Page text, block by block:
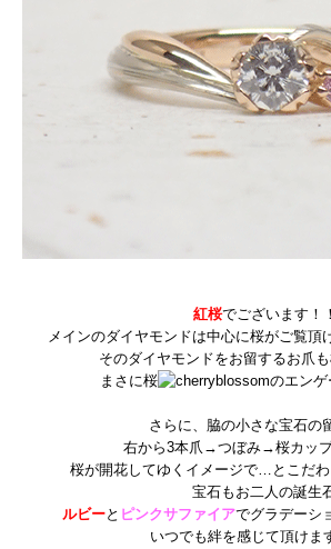
紅桜でございます！
メインのダイヤモンドは中心に桜がご覧頂
そのダイヤモンドをお留するお爪
まさに桜
のエン
さらに、脇の小さな宝石の
右から3本爪→つぼみ→桜カッ
桜が開花してゆくイメージで…とこだわ
宝石もお二人の誕生
ルビーと ピンクサファイアでグラデーシ
いつでも絆を感じて頂けま